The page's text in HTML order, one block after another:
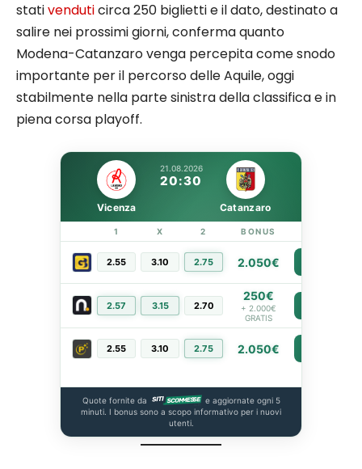
stativenduticirca 250 biglietti e il dato, destinato a
salire nei prossimi giorni, conferma quanto
Modena-Catanzaro venga percepita come snodo
importante per il percorso delle Aquile, oggi
stabilmente nella parte sinistra della classifica e in
piena corsa playoff.
21.08.2026
20:30
Vicenza Catanzaro
1 X 2 BONUS
2.55 3.10 2.75 2.050€
2.57 3.15 2.70
250€
+ 2.000€
GRATIS
2.55 3.10 2.75 2.050€
Quote fornite da
e aggiornate ogni 5
minuti. I bonus sono a scopo informativo per i nuovi
utenti.